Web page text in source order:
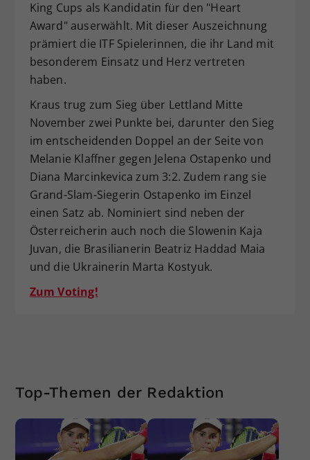
King Cups als Kandidatin für den "Heart
Award" auserwählt. Mit dieser Auszeichnung
prämiert die ITF Spielerinnen, die ihr Land mit
besonderem Einsatz und Herz vertreten
haben.
Kraus trug zum Sieg über Lettland Mitte
November zwei Punkte bei, darunter den Sieg
im entscheidenden Doppel an der Seite von
Melanie Klaffner gegen Jelena Ostapenko und
Diana Marcinkevica zum 3:2. Zudem rang sie
Grand-Slam-Siegerin Ostapenko im Einzel
einen Satz ab. Nominiert sind neben der
Österreicherin auch noch die Slowenin Kaja
Juvan, die Brasilianerin Beatriz Haddad Maia
und die Ukrainerin Marta Kostyuk.
Zum Voting!
Top-Themen der Redaktion
Zweck
Einstellungen. Unter anderem eine
zufällig generierte ID, für die
historische Speicherung Ihrer
hat.